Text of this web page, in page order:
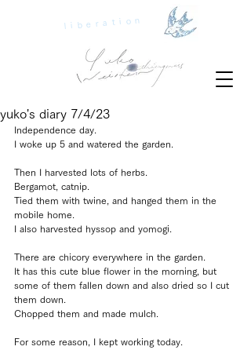
liberation
yuko's diary 7/4/23
Independence day.
I woke up 5 and watered the garden.
Then I harvested lots of herbs.
Bergamot, catnip.
Tied them with twine, and hanged them in the
mobile home.
I also harvested hyssop and yomogi.
There are chicory everywhere in the garden.
It has this cute blue flower in the morning, but
some of them fallen down and also dried so I cut
them down.
Chopped them and made mulch.
For some reason, I kept working today.